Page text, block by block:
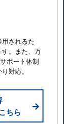
されるた
す。また、万
ポート体制
対応。
ちら